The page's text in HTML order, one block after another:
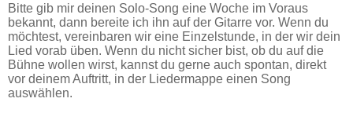
Bitte gib mir deinen Solo-Song eine Woche im Voraus
bekannt, dann bereite ich ihn auf der Gitarre vor. Wenn du
möchtest, vereinbaren wir eine Einzelstunde, in der wir dein
Lied vorab üben. Wenn du nicht sicher bist, ob du auf die
Bühne wollen wirst, kannst du gerne auch spontan, direkt
vor deinem Auftritt, in der Liedermappe einen Song
auswählen.